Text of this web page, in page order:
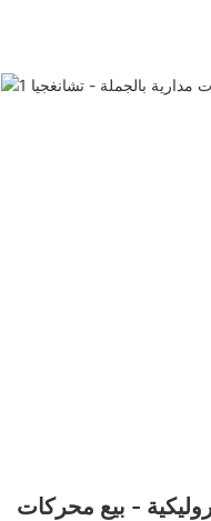
- بيع محركات